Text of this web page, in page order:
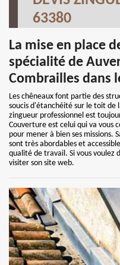
63380
La mise en place
spécialité de
Combrailles dans
Les chêneaux font partie des
soucis d'étanchéité sur le toit de
zingueur professionnel est
Couverture est celui qui va vous
pour mener à bien ses missions.
sont très abordables et
qualité de travail. Si vous voulez
visiter son site web.